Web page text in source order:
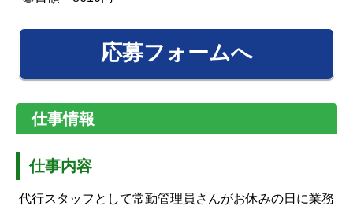
応募フォームへ
仕事情報
仕事内容
代行スタッフとして常勤管理員さんがお休みの日に業務